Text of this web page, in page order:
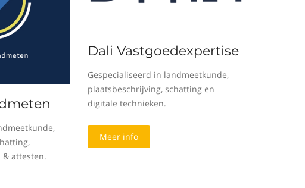
& attesten.
Dali Vastgoedexpertise
Gespecialiseerd in landmeetkunde,
plaatsbeschrijving, schatting en
digitale technieken.
Meer info